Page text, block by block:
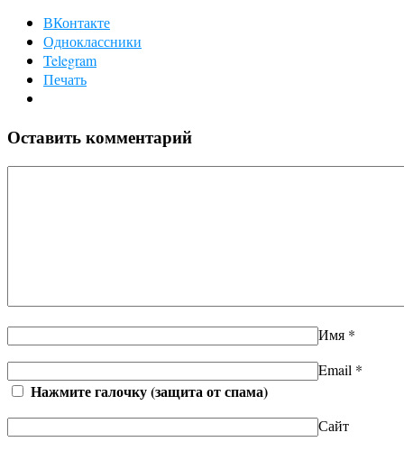
ВКонтакте
Одноклассники
Telegram
Печать
Оставить комментарий
Имя *
Email *
Нажмите галочку (защита от спама)
Сайт